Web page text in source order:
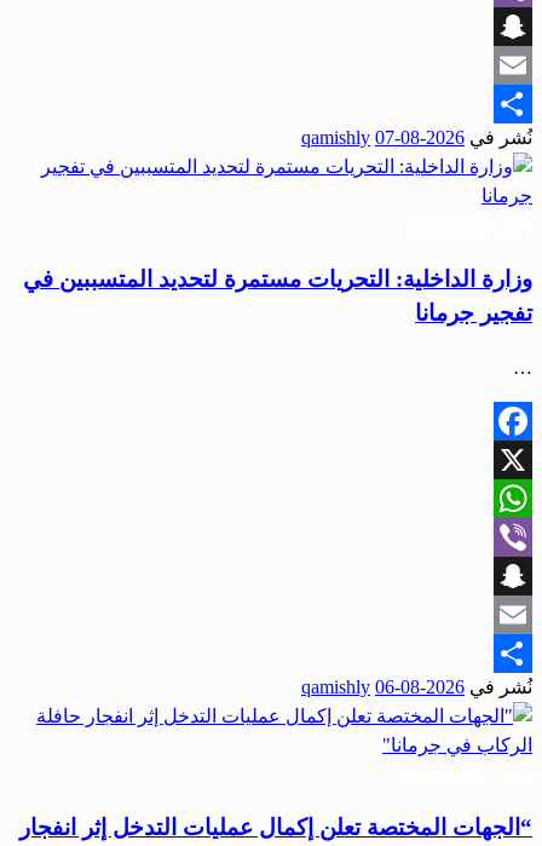
Viber
Snapchat
Email
Share
نُشر في 2026-08-07
qamishly
وزارة الداخلية: التحريات مستمرة لتحديد المتسببين في
تفجير جرمانا
…
Facebook
X
WhatsApp
Viber
Snapchat
Email
Share
نُشر في 2026-08-06
qamishly
“الجهات المختصة تعلن إكمال عمليات التدخل إثر انفجار